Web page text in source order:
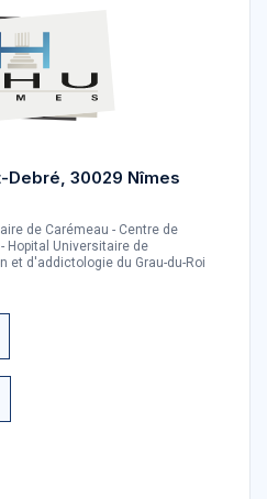
Debré, 30029 Nîmes
de Carémeau - Centre de
Hopital Universitaire de
et d'addictologie du Grau-du-Roi